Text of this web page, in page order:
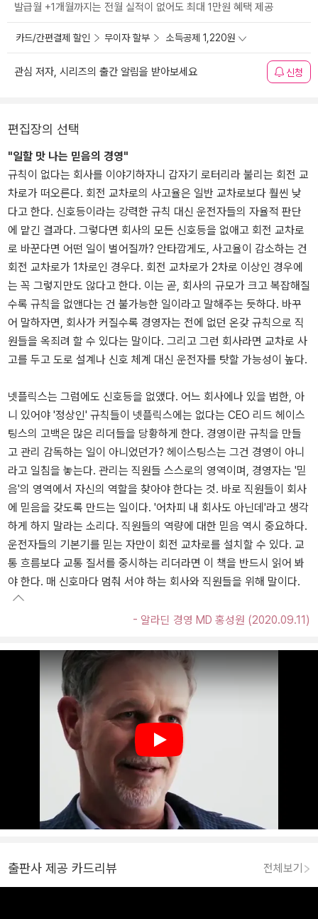
발급월 +1개월까지는 전월 실적이 없어도 최대 1만원 혜택 제공
카드/간편결제 할인 무이자 할부 소득공제 1,220원
관심 저자, 시리즈의 출간 알림을 받아보세요 신청
편집장의 선택
"일할 맛 나는 믿음의 경영"
규칙이 없다는 회사를 이야기하자니 갑자기 로터리라 불리는 회전 교
차로가 떠오른다. 회전 교차로의 사고율은 일반 교차로보다 훨씬 낮
다고 한다. 신호등이라는 강력한 규칙 대신 운전자들의 자율적 판단
에 맡긴 결과다. 그렇다면 회사의 모든 신호등을 없애고 회전 교차로
로 바꾼다면 어떤 일이 벌어질까? 안타깝게도, 사고율이 감소하는 건
회전 교차로가 1차로인 경우다. 회전 교차로가 2차로 이상인 경우에
는 꼭 그렇지만도 않다고 한다. 이는 곧, 회사의 규모가 크고 복잡해질
수록 규칙을 없앤다는 건 불가능한 일이라고 말해주는 듯하다. 바꾸
어 말하자면, 회사가 커질수록 경영자는 전에 없던 온갖 규칙으로 직
원들을 옥죄려 할 수 있다는 말이다. 그리고 그런 회사라면 교차로 사
고를 두고 도로 설계나 신호 체계 대신 운전자를 탓할 가능성이 높다.
넷플릭스는 그럼에도 신호등을 없앴다. 어느 회사에나 있을 법한, 아
니 있어야 '정상인' 규칙들이 넷플릭스에는 없다는 CEO 리드 헤이스
팅스의 고백은 많은 리더들을 당황하게 한다. 경영이란 규칙을 만들
고 관리 감독하는 일이 아니었던가? 헤이스팅스는 그건 경영이 아니
라고 일침을 놓는다. 관리는 직원들 스스로의 영역이며, 경영자는 '믿
음'의 영역에서 자신의 역할을 찾아야 한다는 것. 바로 직원들이 회사
에 믿음을 갖도록 만드는 일이다. '어차피 내 회사도 아닌데'라고 생각
하게 하지 말라는 소리다. 직원들의 역량에 대한 믿음 역시 중요하다.
운전자들의 기본기를 믿는 자만이 회전 교차로를 설치할 수 있다. 교
통 흐름보다 교통 질서를 중시하는 리더라면 이 책을 반드시 읽어 봐
야 한다. 매 신호마다 멈춰 서야 하는 회사와 직원들을 위해 말이다.
- 알라딘 경영 MD 홍성원 (2020.09.11)
Play
출판사 제공 카드리뷰 전체보기